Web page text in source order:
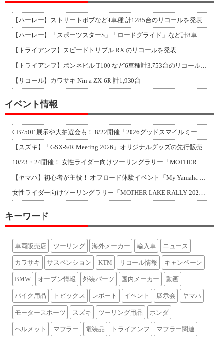
【ハーレー】ストリートボブなど4車種 計1285台のリコールを発表
【ハーレー】「スポーツスターS」「ロードグライド」など計8車種のリコールを発表
【トライアンフ】スピードトリプル RX のリコールを発表
【トライアンフ】ボンネビル T100 など6車種計3,753台のリコールを発表
【リコール】カワサキ Ninja ZX-6R 計1,930台
イベント情報
CB750F 展示や大抽選会も！ 8/22開催「2026グッドスマイルミーティン
【スズキ】「GSX-S/R Meeting 2026」オリジナルグッズの先行販売
10/23・24開催！ 女性ライダー向けツーリングラリー「MOTHER LAKE
【ヤマハ】初心者が主役！ オフロード体験イベント「My Yamaha off-r
女性ライダー向けツーリングラリー「MOTHER LAKE RALLY 2026」
キーワード
車両販売店 ツーリング 海外メーカー 輸入車 ニュース
カワサキ サスペンション KTM リコール情報 キャンペーン
BMW オープン情報 外装パーツ 国内メーカー 動画
バイク用品 トピックス レポート イベント 展示会 ヤマハ
モータースポーツ スズキ ツーリング用品 ホンダ
ヘルメット マフラー 電装品 トライアンフ マフラー関連